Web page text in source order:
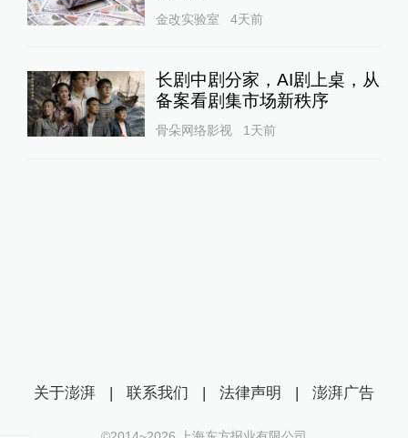
金改实验室 4天前
长剧中剧分家，AI剧上桌，从
备案看剧集市场新秩序
骨朵网络影视 1天前
关于澎湃 | 联系我们 | 法律声明 | 澎湃广告